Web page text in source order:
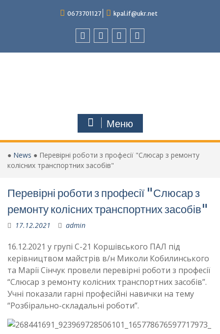
0673701127 kpal.if@ukr.net
Меню
● News ● Перевірні роботи з професії "Слюсар з ремонту
колісних транспортних засобів"
Перевірні роботи з професії "Слюсар з
ремонту колісних транспортних засобів"
17.12.2021 admin
16.12.2021 у групі С-21 Коршівського ПАЛ під
керівництвом майстрів в/н Миколи Кобилинського
та Марії Сінчук провели перевірні роботи з професії
“Слюсар з ремонту колісних транспортних засобів”.
Учні показали гарні професійні навички на тему
“Розбірально-складальні роботи”.